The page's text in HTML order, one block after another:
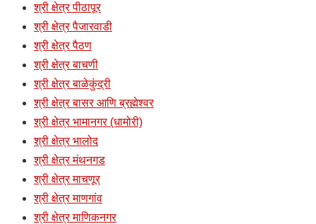
श्री क्षेत्र पीठापूर
श्री क्षेत्र पैजारवाडी
श्री क्षेत्र पैठण
श्री क्षेत्र बाचणी
श्री क्षेत्र बाळेकुंद्री
श्री क्षेत्र बासर आणि ब्रह्मेश्वर
श्री क्षेत्र भामानगर (धामोरी)
श्री क्षेत्र भालोद
श्री क्षेत्र मंथनगड
श्री क्षेत्र माचणूर
श्री क्षेत्र माणगांव
श्री क्षेत्र माणिकनगर